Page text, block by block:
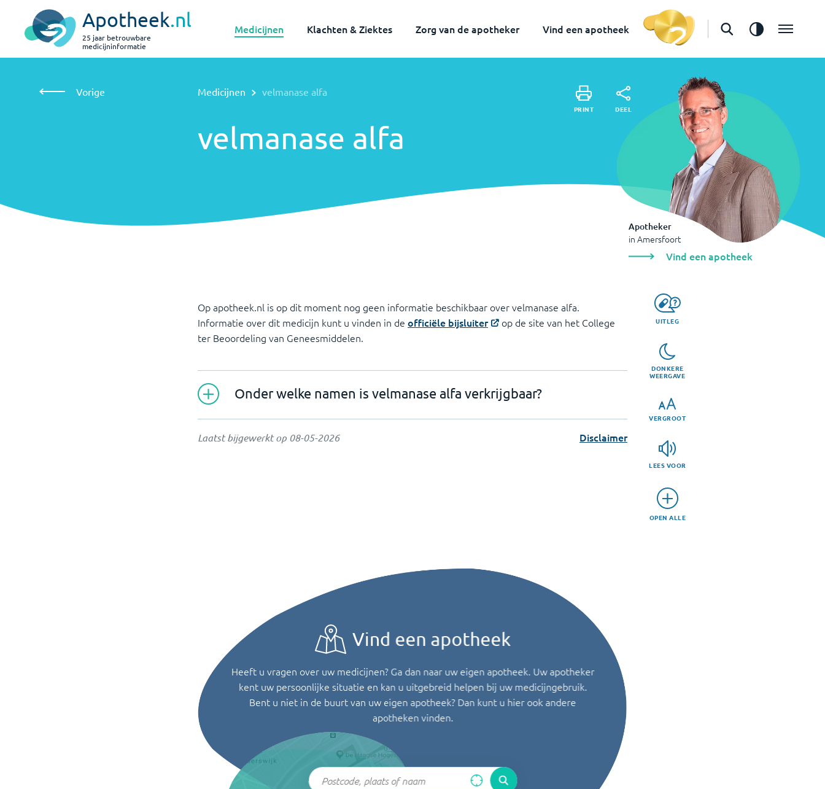
Apotheek.nl
25 jaar betrouwbare
medicijninformatie
Medicijnen Klachten & Ziektes Zorg van de apotheker Vind een apotheek
Amersfoort
Vind een apotheek
Vorige Medicijnen velmanase alfa
velmanase alfa
PRINT DEEL
Apotheker
in Amersfoort
Vind een apotheek
UITLEG
DONKERE
WEERGAVE
VERGROOT
LEES VOOR
OPEN ALLE
Op apotheek.nl is op dit moment nog geen informatie beschikbaar over velmanase alfa.
Informatie over dit medicijn kunt u vinden in de officiële bijsluiter
op de site van het College
ter Beoordeling van Geneesmiddelen.
Onder welke namen is velmanase alfa verkrijgbaar?
Laatst bijgewerkt op 08-05-2026 Disclaimer
Vind een apotheek
Heeft u vragen over uw medicijnen? Ga dan naar uw eigen apotheek. Uw apotheker
kent uw persoonlijke situatie en kan u uitgebreid helpen bij uw medicijngebruik.
Bent u niet in de buurt van uw eigen apotheek? Dan kunt u hier ook andere
apotheken vinden.